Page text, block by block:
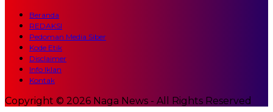
Beranda
REDAKSI
Pedoman Media Siber
Kode Etik
Disclaimer
Info Iklan
Kontak
Copyright © 2026 Naga News - All Rights Reserved